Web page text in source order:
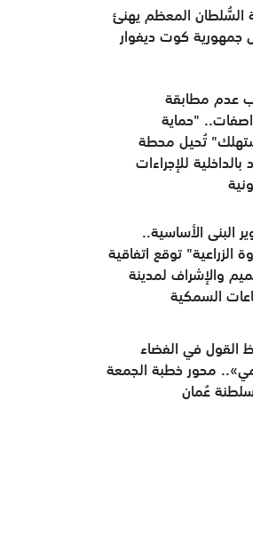
السُّلطان المعظم يهنئ
جمهورية كوت ديفوار
عدم مطابقة
"حماية
تُحيل محطة
للإجراءات
البنى الأساسية..
الزراعية" توقع اتفاقية
والإشراف لمدينة
السمكية
القول في الفضاء
محور خطبة الجمعة
عُمان